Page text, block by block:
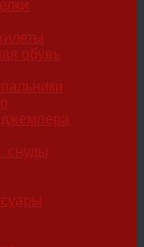
обувь
джемпера
снуды